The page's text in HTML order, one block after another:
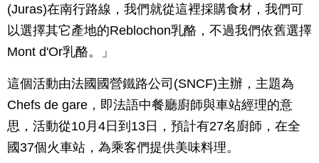
(Juras)在南行路線，我們就從這裡採購食材，我們可
以選擇其它產地的Reblochon乳酪，不過我們依舊選擇
Mont d'Or乳酪。」
這個活動由法國國營鐵路公司(SNCF)主辦，主題為
Chefs de gare，即法語中餐廳廚師與車站經理的意
思，活動從10月4日到13日，預計有27名廚師，在全
國37個火車站，為乘客們提供美味料理。